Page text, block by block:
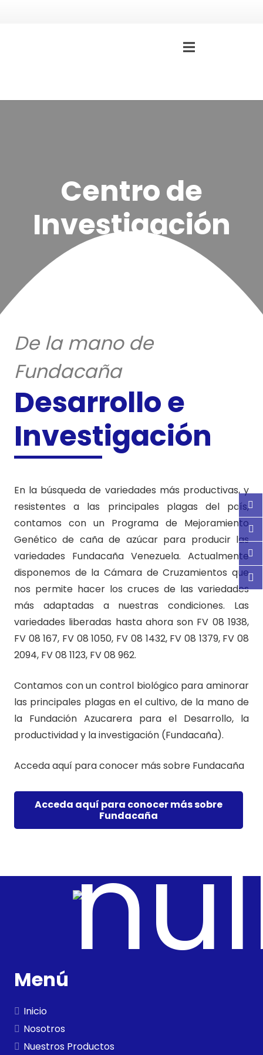
Centro de
Investigación
De la mano de
Fundacaña
Desarrollo e
Investigación
En la búsqueda de variedades más productivas, y
resistentes a las principales plagas del país,
contamos con un Programa de Mejoramiento
Genético de caña de azúcar para producir las
variedades Fundacaña Venezuela. Actualmente
disponemos de la Cámara de Cruzamientos que
nos permite hacer los cruces de las variedades
más adaptadas a nuestras condiciones. Las
variedades liberadas hasta ahora son FV 08 1938,
FV 08 167, FV 08 1050, FV 08 1432, FV 08 1379, FV 08
2094, FV 08 1123, FV 08 962.
Contamos con un control biológico para aminorar
las principales plagas en el cultivo, de la mano de
la Fundación Azucarera para el Desarrollo, la
productividad y la investigación (Fundacaña).
Acceda aquí para conocer más sobre Fundacaña
Acceda aquí para conocer más sobre
Fundacaña
Menú
Inicio
Nosotros
Nuestros Productos